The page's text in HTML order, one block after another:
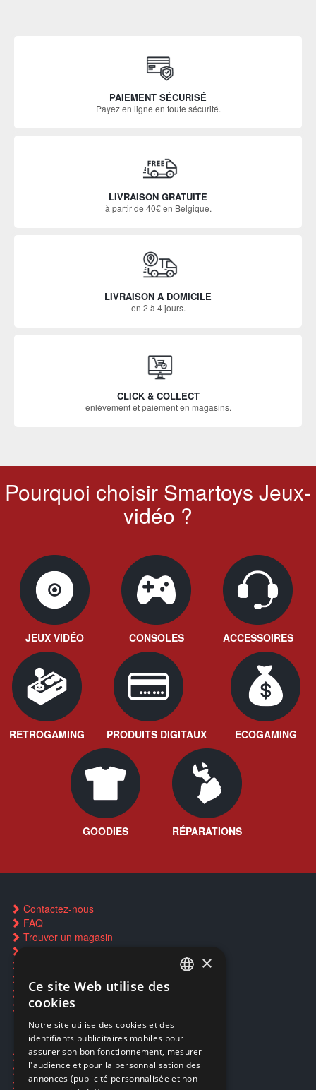
PAIEMENT SÉCURISÉ
Payez en ligne en toute sécurité.
LIVRAISON GRATUITE
à partir de 40€ en Belgique.
LIVRAISON À DOMICILE
en 2 à 4 jours.
CLICK & COLLECT
enlèvement et paiement en magasins.
Pourquoi choisir Smartoys Jeux-
vidéo ?
JEUX VIDÉO CONSOLES ACCESSOIRES
RETROGAMING PRODUITS DIGITAUX ECOGAMING
GOODIES RÉPARATIONS
Contactez-nous
FAQ
Trouver un magasin
Restauration CD griffés
Réparations & SAV
Smartpoints
Ecogaming
Expédition & retours
Confidentialité
ENGLISH
×
Ce site Web utilise des
cookies
Notre site utilise des cookies et des
identifiants publicitaires mobiles pour
assurer son bon fonctionnement, mesurer
l'audience et pour la personnalisation des
annonces (publicité personnalisée et non